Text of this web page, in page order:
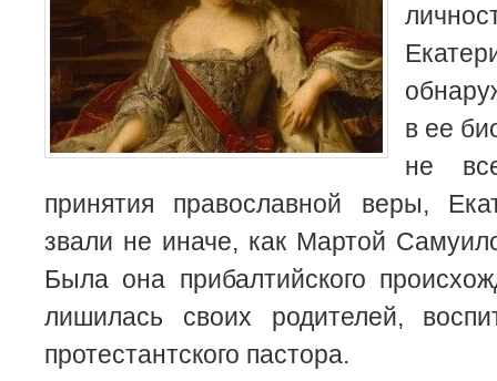
в ее
не
принятия православной веры,
звали не иначе, как Мартой
Была она прибалтийского
лишилась своих родителей,
протестантского пастора.